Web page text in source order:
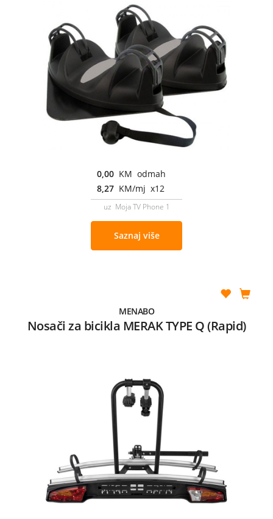
0,00 KM odmah
8,27 KM/mj x12
uz Moja TV Phone 1
Saznaj više
MENABO
Nosači za bicikla MERAK TYPE Q (Rapid)